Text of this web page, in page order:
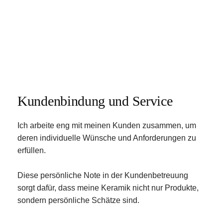
Kundenbindung und Service
Ich arbeite eng mit meinen Kunden zusammen, um
deren individuelle Wünsche und Anforderungen zu
erfüllen.
Diese persönliche Note in der Kundenbetreuung
sorgt dafür, dass meine Keramik nicht nur Produkte,
sondern persönliche Schätze sind.